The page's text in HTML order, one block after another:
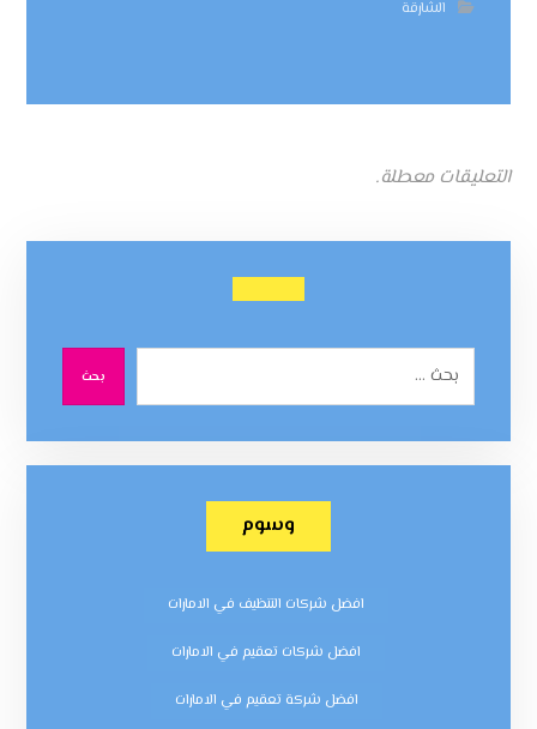
الشارقة
التعليقات معطلة.
بحث
وسوم
افضل شركات التنظيف في الامارات
افضل شركات تعقيم في الامارات
افضل شركة تعقيم في الامارات